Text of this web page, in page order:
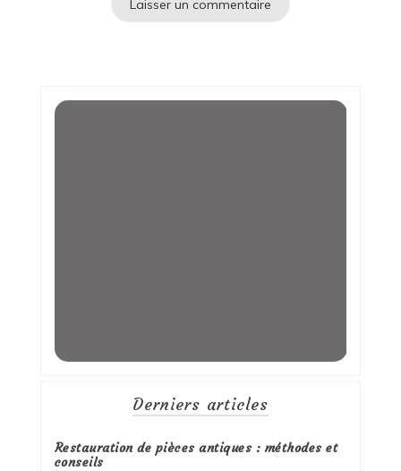
Derniers articles
Restauration de pièces antiques : méthodes et
conseils